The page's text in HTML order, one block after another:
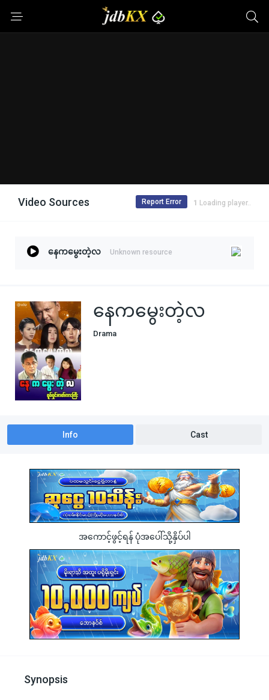
Video Sources 1 Loading player..
Report Error
နေကမွေးတဲ့လ Unknown resource
နေကမွေးတဲ့လ
Drama
Info Cast
အကောင့်ဖွင့်ရန် ပုံအပေါ်သို့နှိပ်ပါ
Synopsis